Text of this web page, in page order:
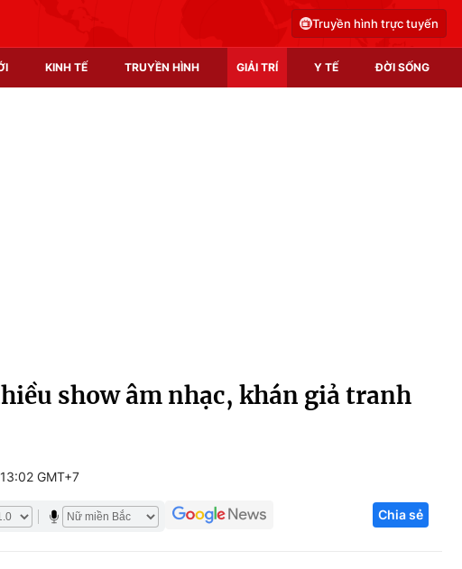
Truyền hình trực tuyến
KINH TẾ TRUYỀN HÌNH GIẢI TRÍ Y TẾ ĐỜI SỐNG
Infographic
Tuyển sinh
Hitech Công nghệ
show âm nhạc, khán giả tranh
GMT+7
Chia sẻ